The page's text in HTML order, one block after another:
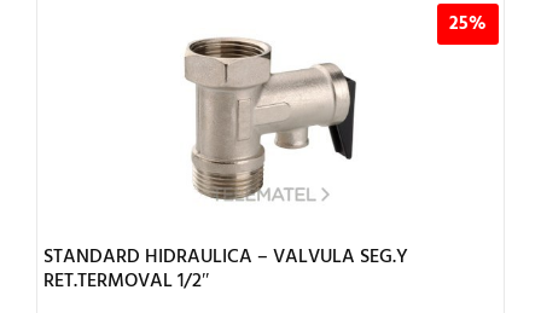
25%
STANDARD HIDRAULICA – VALVULA SEG.Y
RET.TERMOVAL 1/2″